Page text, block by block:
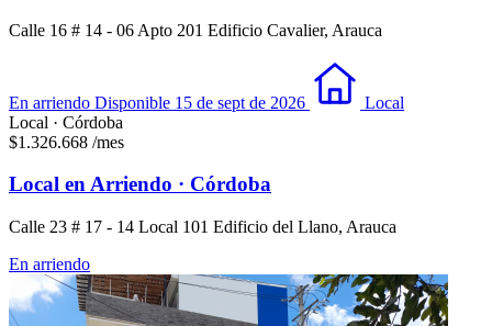
Calle 16 # 14 - 06 Apto 201 Edificio Cavalier, Arauca
En arriendo Disponible 15 de sept de 2026
Local
Local · Córdoba
$1.326.668 /mes
Local en Arriendo · Córdoba
Calle 23 # 17 - 14 Local 101 Edificio del Llano, Arauca
En arriendo